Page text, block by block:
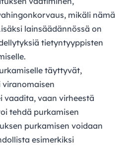
mikäli nämä
lainsäädännössä on
tietyntyyppisten
täyttyvät,
vaadita, vaan virheestä
tehdä purkamisen
purkamisen voidaan
esimerkiksi